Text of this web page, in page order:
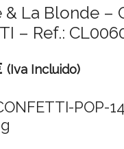
& La Blonde –
– Ref.:
(Iva Incluido)